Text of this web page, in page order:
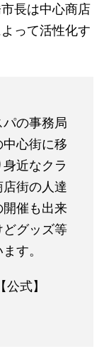
長は中心商店
って活性化す
パの事務局
心街に移
近なクラ
街の人達
開催も出来
グッズ等
す。
式】